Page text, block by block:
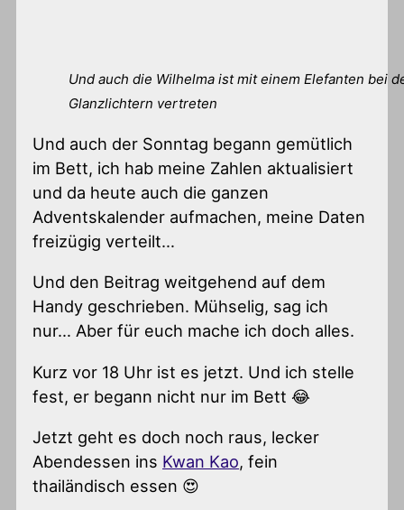
Und auch die Wilhelma ist mit einem Elefanten bei
Glanzlichtern vertreten
Und auch der Sonntag begann gemütlich
im Bett, ich hab meine Zahlen aktualisiert
und da heute auch die ganzen
Adventskalender aufmachen, meine Daten
freizügig verteilt…
Und den Beitrag weitgehend auf dem
Handy geschrieben. Mühselig, sag ich
nur… Aber für euch mache ich doch alles.
Kurz vor 18 Uhr ist es jetzt. Und ich stelle
fest, er begann nicht nur im Bett 😂
Jetzt geht es doch noch raus, lecker
Abendessen ins Kwan Kao, fein
thailändisch essen 😍